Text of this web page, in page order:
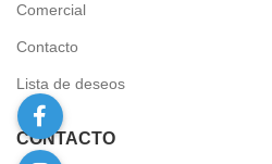
Comercial
Contacto
Lista de deseos
CÓNTACTO